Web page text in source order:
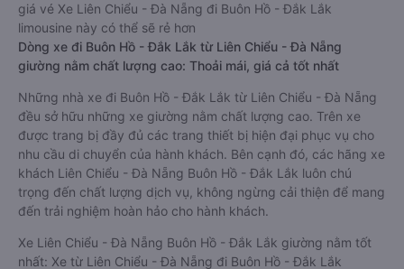
giá vé Xe Liên Chiểu - Đà Nẵng đi Buôn Hồ - Đắk Lắk
limousine này có thể sẽ rẻ hơn
Dòng xe đi Buôn Hồ - Đắk Lắk từ Liên Chiểu - Đà Nẵng
giường nằm chất lượng cao: Thoải mái, giá cả tốt nhất
Những nhà xe đi Buôn Hồ - Đắk Lắk từ Liên Chiểu - Đà Nẵng
đều sở hữu những xe giường nằm chất lượng cao. Trên xe
được trang bị đầy đủ các trang thiết bị hiện đại phục vụ cho
nhu cầu di chuyển của hành khách. Bên cạnh đó, các hãng xe
khách Liên Chiểu - Đà Nẵng Buôn Hồ - Đắk Lắk luôn chú
trọng đến chất lượng dịch vụ, không ngừng cải thiện để mang
đến trải nghiệm hoàn hảo cho hành khách.
Xe Liên Chiểu - Đà Nẵng Buôn Hồ - Đắk Lắk giường nằm tốt
nhất: Xe từ Liên Chiểu - Đà Nẵng đi Buôn Hồ - Đắk Lắk